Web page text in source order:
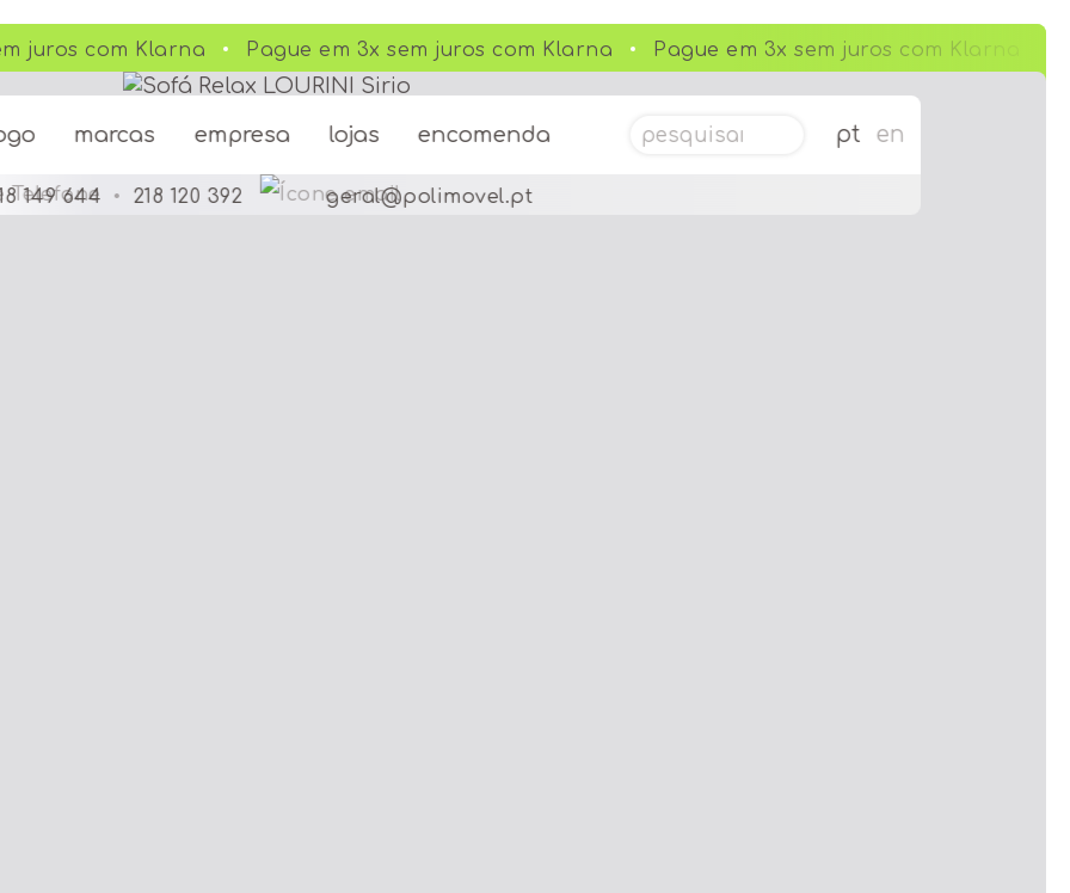
marcas empresa lojas encomenda Pesquisar por: pt en
149 644 • 218 120 392 geral@polimovel.pt
juros com Klarna Pague em 3x sem juros com Klarna Pague em 3x sem juros com Klarna